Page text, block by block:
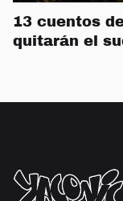
13 cuentos
quitarán el